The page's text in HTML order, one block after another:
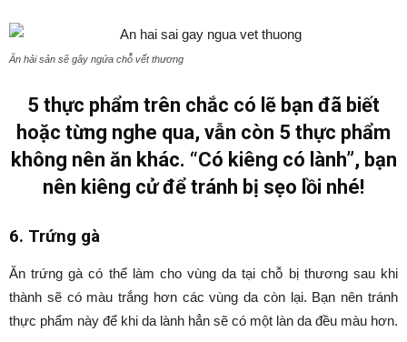
Ăn hải sản sẽ gây ngứa chỗ vết thương
5 thực phẩm trên chắc có lẽ bạn đã biết
hoặc từng nghe qua, vẫn còn 5 thực phẩm
không nên ăn khác. “Có kiêng có lành”, bạn
nên kiêng cử để tránh bị sẹo lồi nhé!
6. Trứng gà
Ăn trứng gà có thể làm cho vùng da tại chỗ bị thương sau khi
thành sẽ có màu trắng hơn các vùng da còn lại. Bạn nên tránh
thực phẩm này để khi da lành hẳn sẽ có một làn da đều màu hơn.